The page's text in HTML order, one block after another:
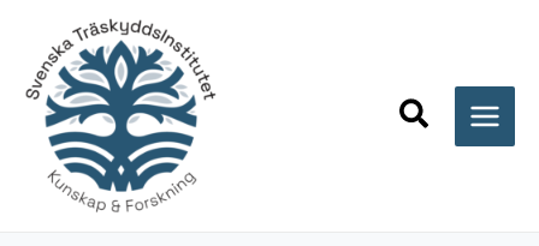
innehåll
Sök